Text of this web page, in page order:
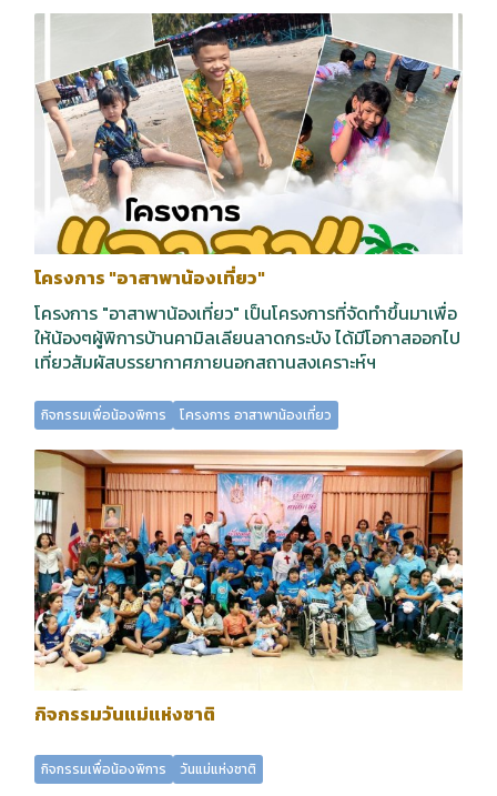
โครงการ "อาสาพาน้องเที่ยว"
โครงการ "อาสาพาน้องเที่ยว" เป็นโครงการที่จัดทำขึ้นมาเพื่อ
ให้น้องๆผู้พิการบ้านคามิลเลียนลาดกระบัง ได้มีโอกาสออกไป
เที่ยวสัมผัสบรรยากาศภายนอกสถานสงเคราะห์ฯ
กิจกรรมเพื่อน้องพิการ โครงการ อาสาพาน้องเที่ยว
กิจกรรมวันแม่แห่งชาติ
กิจกรรมเพื่อน้องพิการ วันแม่แห่งชาติ